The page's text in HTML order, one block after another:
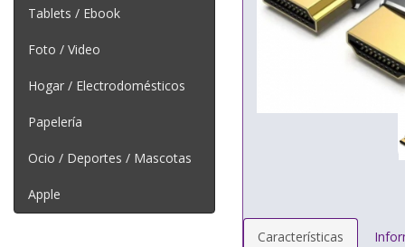
Tablets / Ebook
Foto / Video
Hogar / Electrodomésticos
Papelería
Ocio / Deportes / Mascotas
Apple
Características